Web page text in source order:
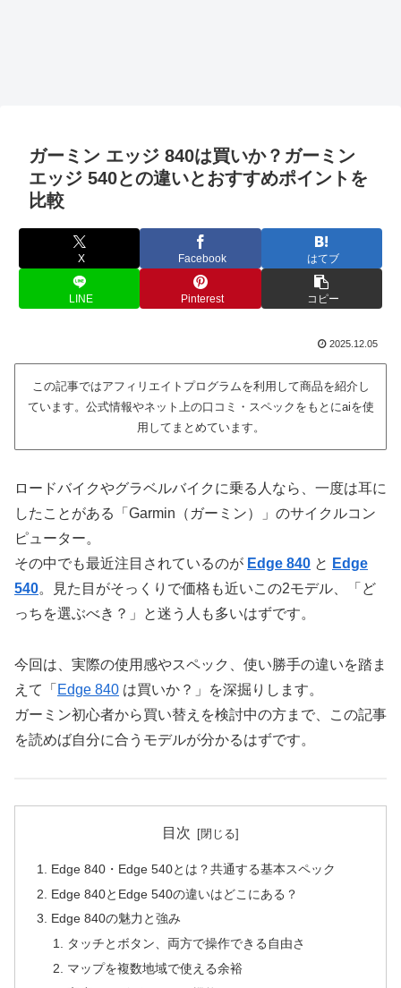
ガーミン エッジ 840は買いか？ガーミン
エッジ 540との違いとおすすめポイントを
比較
X Facebook はてブ
LINE Pinterest コピー
2025.12.05
この記事ではアフィリエイトプログラムを利用して商品を紹介し
ています。公式情報やネット上の口コミ・スペックをもとにaiを使
用してまとめています。
ロードバイクやグラベルバイクに乗る人なら、一度は耳に
したことがある「Garmin（ガーミン）」のサイクルコン
ピューター。
その中でも最近注目されているのが Edge 840 と Edge
540。見た目がそっくりで価格も近いこの2モデル、「ど
っちを選ぶべき？」と迷う人も多いはずです。
今回は、実際の使用感やスペック、使い勝手の違いを踏ま
えて「 Edge 840 は買いか？」を深掘りします。
ガーミン初心者から買い替えを検討中の方まで、この記事
を読めば自分に合うモデルが分かるはずです。
目次
Edge 840・Edge 540とは？共通する基本スペック
Edge 840とEdge 540の違いはどこにある？
Edge 840の魅力と強み
タッチとボタン、両方で操作できる自由さ
マップを複数地域で使える余裕